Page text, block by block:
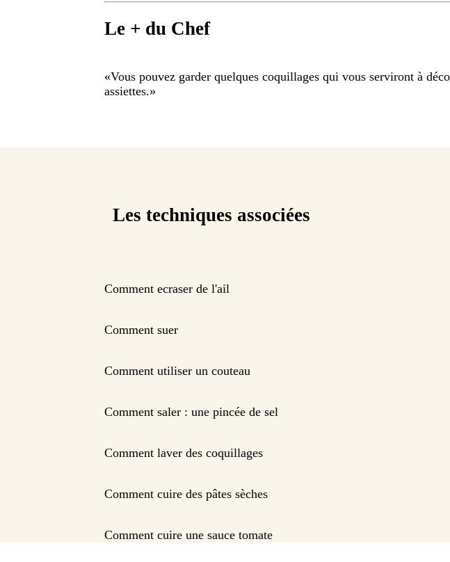
Le + du Chef
«Vous pouvez garder quelques coquillages qui vous serviront à
assiettes.»
Les techniques associées
Comment ecraser de l'ail
Comment suer
Comment utiliser un couteau
Comment saler : une pincée de sel
Comment laver des coquillages
Comment cuire des pâtes sèches
Comment cuire une sauce tomate